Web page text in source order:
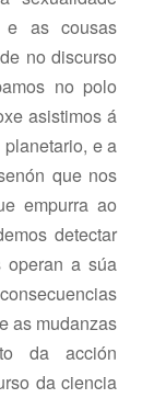
e as cousas
no discurso
no polo
asistimos á
e a
que nos
empurra ao
detectar
operan a súa
as mudanzas
da acción
da ciencia